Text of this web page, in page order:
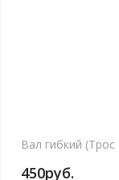
Вал гибкий
450руб.